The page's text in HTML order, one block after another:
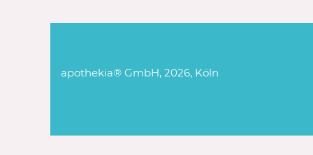
apothekia® GmbH, 2026, Köln